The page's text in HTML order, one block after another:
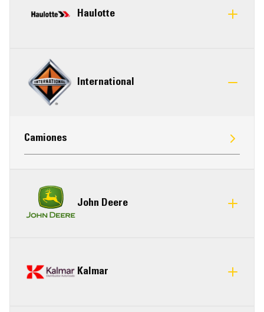
Haulotte
International
Camiones
John Deere
Kalmar